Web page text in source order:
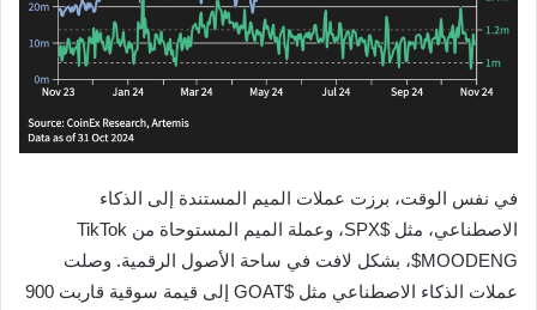
في نفس الوقت، برزت عملات الميم المستندة إلى الذكاء
الاصطناعي، مثل $SPX، وعملة الميم المستوحاة من TikTok
$MOODENG، بشكل لافت في ساحة الأصول الرقمية. وصلت
عملات الذكاء الاصطناعي مثل $GOAT إلى قيمة سوقية قاربت 900